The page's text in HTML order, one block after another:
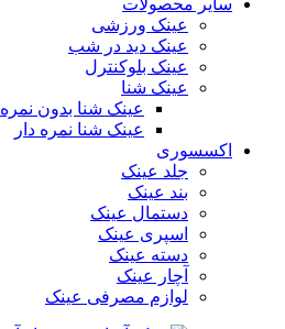
سایر محصولات
عینک ورزشی
عینک دید در شب
عینک بلوکنترل
عینک شنا
عینک شنا بدون نمره
عینک شنا نمره دار
اکسسوری
جلد عینک
بند عینک
دستمال عینک
اسپری عینک
دسته عینک
آچار عینک
لوازم مصرفی عینک